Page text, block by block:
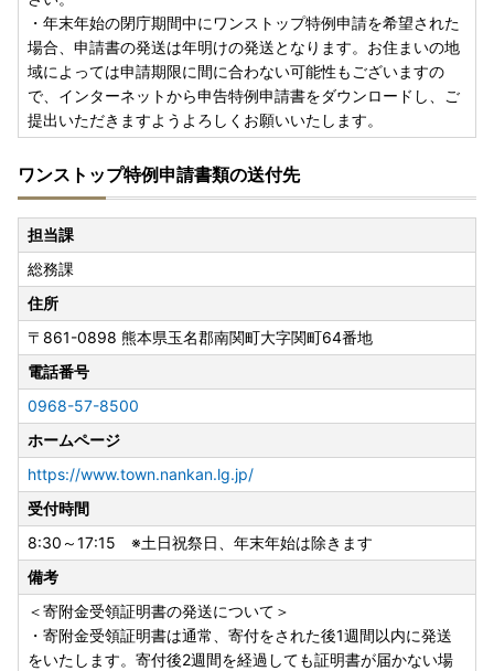
・年末年始の閉庁期間中にワンストップ特例申請を希望された
場合、申請書の発送は年明けの発送となります。お住まいの地
域によっては申請期限に間に合わない可能性もございますの
で、インターネットから申告特例申請書をダウンロードし、ご
提出いただきますようよろしくお願いいたします。
ワンストップ特例申請書類の送付先
担当課
総務課
住所
〒861-0898 熊本県玉名郡南関町大字関町64番地
電話番号
0968-57-8500
ホームページ
https://www.town.nankan.lg.jp/
受付時間
8:30～17:15 ※土日祝祭日、年末年始は除きます
備考
＜寄附金受領証明書の発送について＞
・寄附金受領証明書は通常、寄付をされた後1週間以内に発送
をいたします。寄付後2週間を経過しても証明書が届かない場